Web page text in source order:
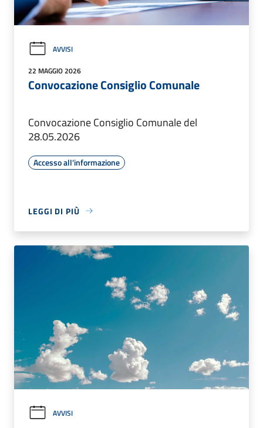
AVVISI
22 MAGGIO 2026
Convocazione Consiglio Comunale
Convocazione Consiglio Comunale del
28.05.2026
Accesso all'informazione
LEGGI DI PIÙ
AVVISI